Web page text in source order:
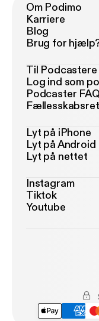
Om Podimo
Karriere
Blog
Brug for
Til Podcastere
Log ind som
Podcaster FAQ
Lyt på iPhone
Lyt på Android
Lyt på nettet
Instagram
Tiktok
Youtube